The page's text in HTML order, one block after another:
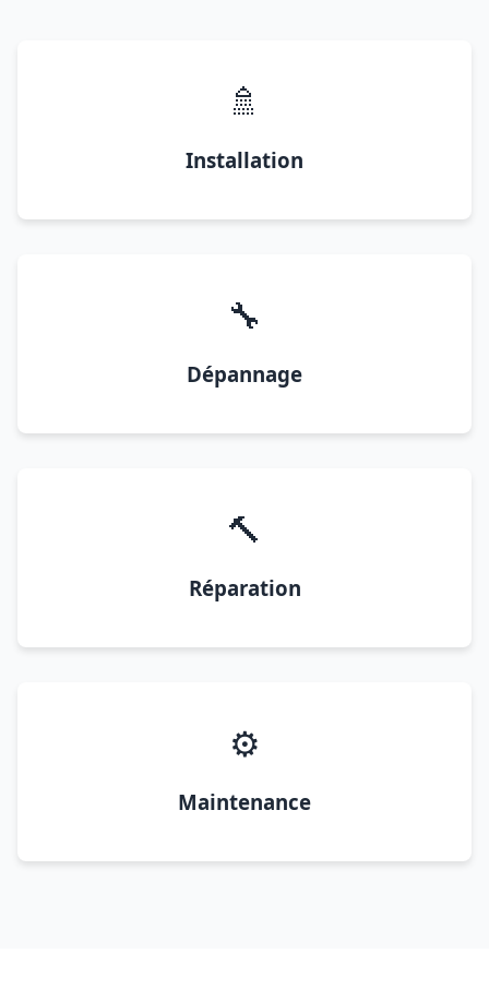
🚿
Installation
🔧
Dépannage
🔨
Réparation
⚙️
Maintenance